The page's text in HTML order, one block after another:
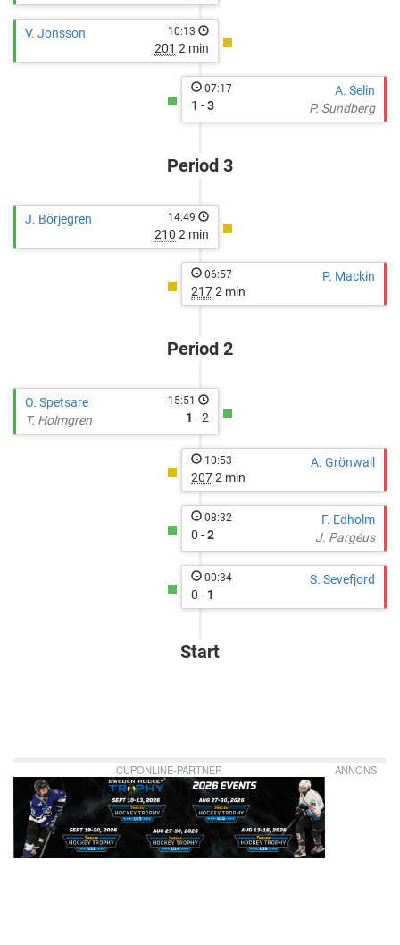
V. Jonsson 10:13
201 2 min
A. Selin
P. Sundberg
07:17
1 -3
Period 3
J. Börjegren 14:49
210 2 min
P. Mackin
06:57
2172 min
Period 2
O. Spetsare
T. Holmgren
15:51
1 - 2
A. Grönwall
10:53
2072 min
F. Edholm
J. Pargéus
08:32
0 -2
S. Sevefjord
00:34
0 - 1
Start
CUPONLINE-PARTNER ANNONS